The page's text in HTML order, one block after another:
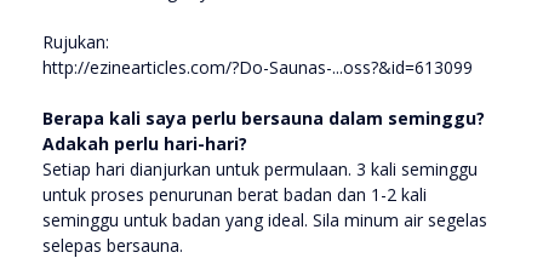
Rujukan:
http://ezinearticles.com/?Do-Saunas-...oss?&id=613099
Berapa kali saya perlu bersauna dalam seminggu?
Adakah perlu hari-hari?
Setiap hari dianjurkan untuk permulaan. 3 kali seminggu
untuk proses penurunan berat badan dan 1-2 kali
seminggu untuk badan yang ideal. Sila minum air segelas
selepas bersauna.